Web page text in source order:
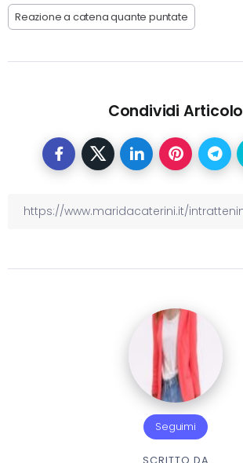
Reazione a catena quante puntate
Condividi Articolo
Seguimi
SCRITTO DA